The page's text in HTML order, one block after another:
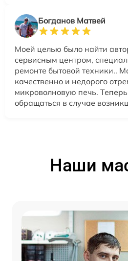
Богданов Матвей
Моей целью было найти
сервисным центром,
ремонте бытовой техники..
качественно и недорого
микроволновую печь.
обращаться в случае
Наши